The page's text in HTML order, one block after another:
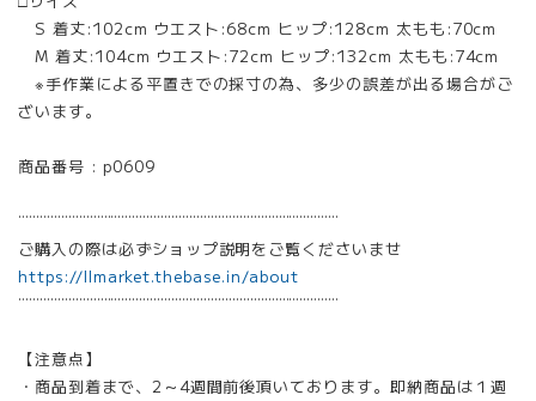
S 着丈:102cm ウエスト:68cm ヒップ:128cm 太もも:70cm
M 着丈:104cm ウエスト:72cm ヒップ:132cm 太もも:74cm
※手作業による平置きでの採寸の為、多少の誤差が出る場合がご
ざいます。
商品番号 : p0609
¨¨¨¨¨¨¨¨¨¨¨¨¨¨¨¨¨¨¨¨¨¨¨¨¨¨¨¨¨¨¨¨¨¨¨¨¨¨¨¨¨¨¨¨¨
ご購入の際は必ずショップ説明をご覧くださいませ
https://llmarket.thebase.in/about
¨¨¨¨¨¨¨¨¨¨¨¨¨¨¨¨¨¨¨¨¨¨¨¨¨¨¨¨¨¨¨¨¨¨¨¨¨¨¨¨¨¨¨¨¨
【注意点】
・商品到着まで、2～4週間前後頂いております。即納商品は１週